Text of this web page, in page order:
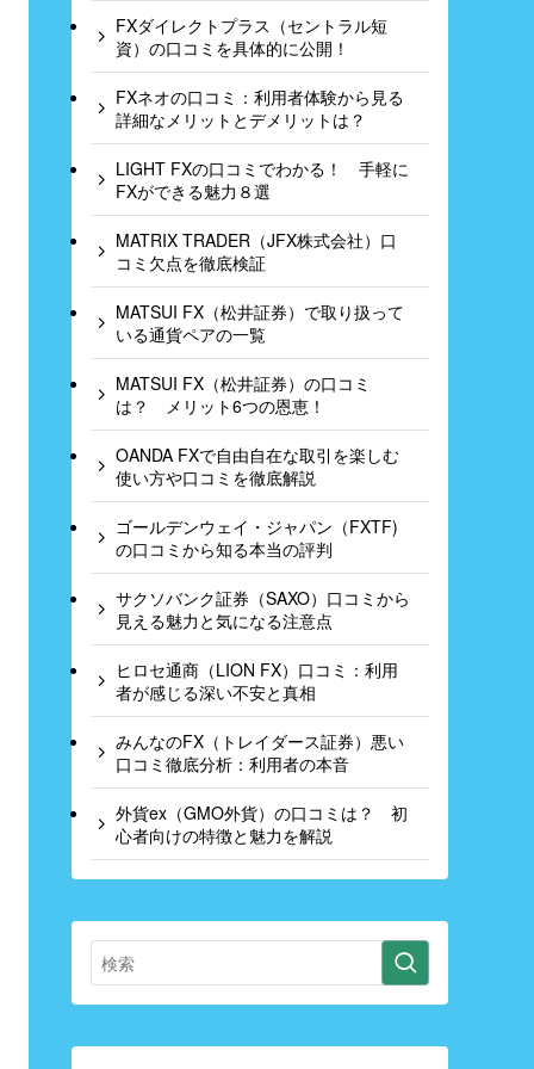
FXダイレクトプラス（セントラル短
資）の口コミを具体的に公開！
FXネオの口コミ：利用者体験から見る
詳細なメリットとデメリットは？
LIGHT FXの口コミでわかる！ 手軽に
FXができる魅力８選
MATRIX TRADER（JFX株式会社）口
コミ欠点を徹底検証
MATSUI FX（松井証券）で取り扱って
いる通貨ペアの一覧
MATSUI FX（松井証券）の口コミ
は？ メリット6つの恩恵！
OANDA FXで自由自在な取引を楽しむ
使い方や口コミを徹底解説
ゴールデンウェイ・ジャパン（FXTF)
の口コミから知る本当の評判
サクソバンク証券（SAXO）口コミから
見える魅力と気になる注意点
ヒロセ通商（LION FX）口コミ：利用
者が感じる深い不安と真相
みんなのFX（トレイダース証券）悪い
口コミ徹底分析：利用者の本音
外貨ex（GMO外貨）の口コミは？ 初
心者向けの特徴と魅力を解説